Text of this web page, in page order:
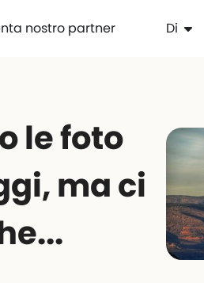
nostro partner Di
le foto
ma ci